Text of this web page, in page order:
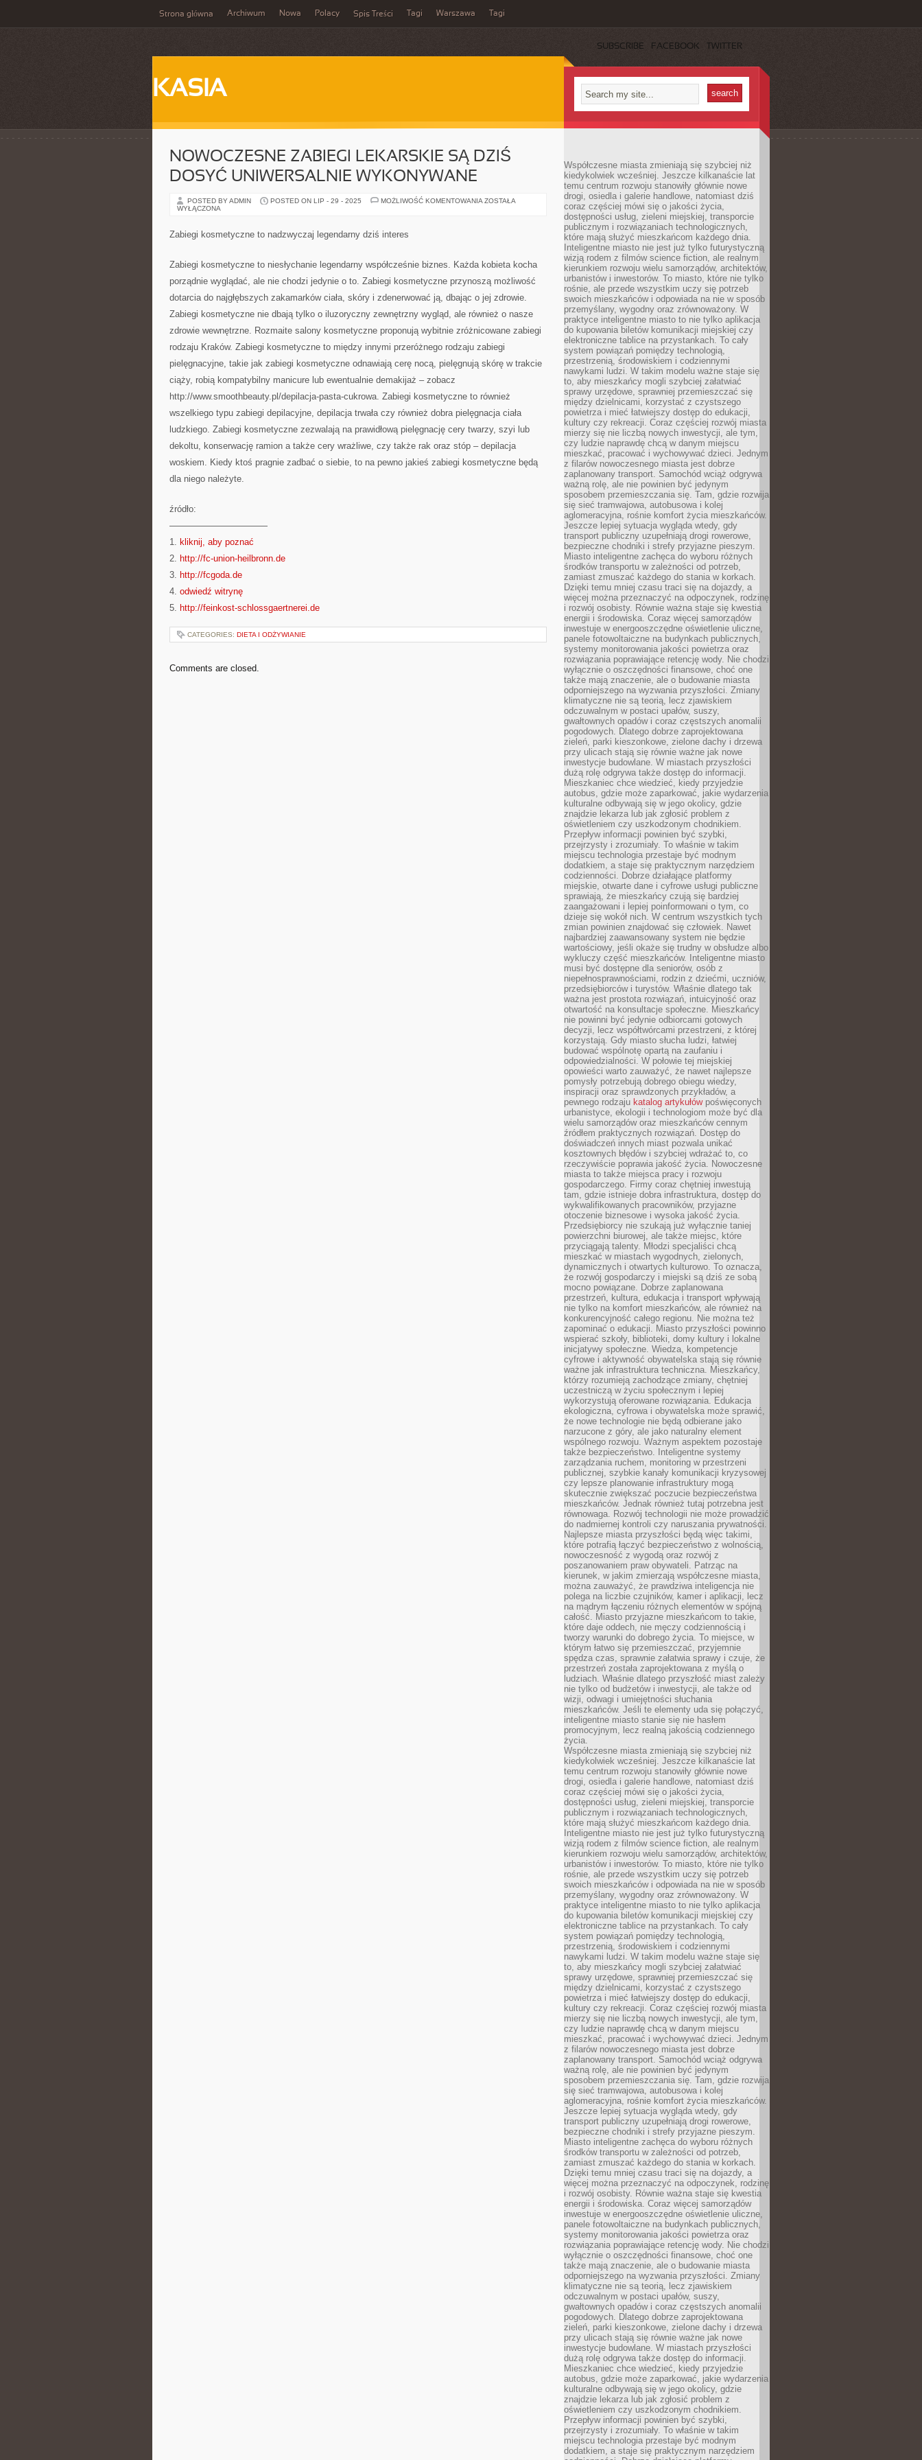
Strona główna Archiwum Nowa Polacy Spis Treści Tagi Warszawa Tagi
SUBSCRIBE FACEBOOK TWITTER
KASIA
NOWOCZESNE ZABIEGI LEKARSKIE SĄ DZIŚ
DOSYĆ UNIWERSALNIE WYKONYWANE
POSTED BY ADMIN POSTED ON LIP - 29 - 2025 MOŻLIWOŚĆ KOMENTOWANIA NOWOCZESNE
ZOSTAŁA
WYŁĄCZONA
Zabiegi kosmetyczne to nadzwyczaj legendarny dziś interes
Zabiegi kosmetyczne to niesłychanie legendarny współcześnie biznes. Każda kobieta kocha
porządnie wyglądać, ale nie chodzi jedynie o to. Zabiegi kosmetyczne przynoszą możliwość
dotarcia do najgłębszych zakamarków ciała, skóry i zdenerwować ją, dbając o jej zdrowie.
Zabiegi kosmetyczne nie dbają tylko o iluzoryczny zewnętrzny wygląd, ale również o nasze
zdrowie wewnętrzne. Rozmaite salony kosmetyczne proponują wybitnie zróżnicowane zabiegi
rodzaju Kraków. Zabiegi kosmetyczne to między innymi przeróżnego rodzaju zabiegi
pielęgnacyjne, takie jak zabiegi kosmetyczne odnawiają cerę nocą, pielęgnują skórę w trakcie
ciąży, robią kompatybilny manicure lub ewentualnie demakijaż – zobacz
http://www.smoothbeauty.pl/depilacja-pasta-cukrowa. Zabiegi kosmetyczne to również
wszelkiego typu zabiegi depilacyjne, depilacja trwała czy również dobra pielęgnacja ciała
ludzkiego. Zabiegi kosmetyczne zezwalają na prawidłową pielęgnację cery twarzy, szyi lub
dekoltu, konserwację ramion a także cery wrażliwe, czy także rak oraz stóp – depilacja
woskiem. Kiedy ktoś pragnie zadbać o siebie, to na pewno jakieś zabiegi kosmetyczne będą
dla niego należyte.
źródło:
———————————
1. kliknij, aby poznać
2. http://fc-union-heilbronn.de
3. http://fcgoda.de
4. odwiedź witrynę
5. http://feinkost-schlossgaertnerei.de
CATEGORIES: DIETA I ODŻYWIANIE
Comments are closed.
Współczesne miasta zmieniają się szybciej niż
kiedykolwiek wcześniej. Jeszcze kilkanaście lat
temu centrum rozwoju stanowiły głównie nowe
drogi, osiedla i galerie handlowe, natomiast dziś
coraz częściej mówi się o jakości życia,
dostępności usług, zieleni miejskiej, transporcie
publicznym i rozwiązaniach technologicznych,
które mają służyć mieszkańcom każdego dnia.
Inteligentne miasto nie jest już tylko futurystyczną
wizją rodem z filmów science fiction, ale realnym
kierunkiem rozwoju wielu samorządów, architektów,
urbanistów i inwestorów. To miasto, które nie tylko
rośnie, ale przede wszystkim uczy się potrzeb
swoich mieszkańców i odpowiada na nie w sposób
przemyślany, wygodny oraz zrównoważony. W
praktyce inteligentne miasto to nie tylko aplikacja
do kupowania biletów komunikacji miejskiej czy
elektroniczne tablice na przystankach. To cały
system powiązań pomiędzy technologią,
przestrzenią, środowiskiem i codziennymi
nawykami ludzi. W takim modelu ważne staje się
to, aby mieszkańcy mogli szybciej załatwiać
sprawy urzędowe, sprawniej przemieszczać się
między dzielnicami, korzystać z czystszego
powietrza i mieć łatwiejszy dostęp do edukacji,
kultury czy rekreacji. Coraz częściej rozwój miasta
mierzy się nie liczbą nowych inwestycji, ale tym,
czy ludzie naprawdę chcą w danym miejscu
mieszkać, pracować i wychowywać dzieci. Jednym
z filarów nowoczesnego miasta jest dobrze
zaplanowany transport. Samochód wciąż odgrywa
ważną rolę, ale nie powinien być jedynym
sposobem przemieszczania się. Tam, gdzie rozwija
się sieć tramwajowa, autobusowa i kolej
aglomeracyjna, rośnie komfort życia mieszkańców.
Jeszcze lepiej sytuacja wygląda wtedy, gdy
transport publiczny uzupełniają drogi rowerowe,
bezpieczne chodniki i strefy przyjazne pieszym.
Miasto inteligentne zachęca do wyboru różnych
środków transportu w zależności od potrzeb,
zamiast zmuszać każdego do stania w korkach.
Dzięki temu mniej czasu traci się na dojazdy, a
więcej można przeznaczyć na odpoczynek, rodzinę
i rozwój osobisty. Równie ważna staje się kwestia
energii i środowiska. Coraz więcej samorządów
inwestuje w energooszczędne oświetlenie uliczne,
panele fotowoltaiczne na budynkach publicznych,
systemy monitorowania jakości powietrza oraz
rozwiązania poprawiające retencję wody. Nie chodzi
wyłącznie o oszczędności finansowe, choć one
także mają znaczenie, ale o budowanie miasta
odporniejszego na wyzwania przyszłości. Zmiany
klimatyczne nie są teorią, lecz zjawiskiem
odczuwalnym w postaci upałów, suszy,
gwałtownych opadów i coraz częstszych anomalii
pogodowych. Dlatego dobrze zaprojektowana
zieleń, parki kieszonkowe, zielone dachy i drzewa
przy ulicach stają się równie ważne jak nowe
inwestycje budowlane. W miastach przyszłości
dużą rolę odgrywa także dostęp do informacji.
Mieszkaniec chce wiedzieć, kiedy przyjedzie
autobus, gdzie może zaparkować, jakie wydarzenia
kulturalne odbywają się w jego okolicy, gdzie
znajdzie lekarza lub jak zgłosić problem z
oświetleniem czy uszkodzonym chodnikiem.
Przepływ informacji powinien być szybki,
przejrzysty i zrozumiały. To właśnie w takim
miejscu technologia przestaje być modnym
dodatkiem, a staje się praktycznym narzędziem
codzienności. Dobrze działające platformy
miejskie, otwarte dane i cyfrowe usługi publiczne
sprawiają, że mieszkańcy czują się bardziej
zaangażowani i lepiej poinformowani o tym, co
dzieje się wokół nich. W centrum wszystkich tych
zmian powinien znajdować się człowiek. Nawet
najbardziej zaawansowany system nie będzie
wartościowy, jeśli okaże się trudny w obsłudze albo
wykluczy część mieszkańców. Inteligentne miasto
musi być dostępne dla seniorów, osób z
niepełnosprawnościami, rodzin z dziećmi, uczniów,
przedsiębiorców i turystów. Właśnie dlatego tak
ważna jest prostota rozwiązań, intuicyjność oraz
otwartość na konsultacje społeczne. Mieszkańcy
nie powinni być jedynie odbiorcami gotowych
decyzji, lecz współtwórcami przestrzeni, z której
korzystają. Gdy miasto słucha ludzi, łatwiej
budować wspólnotę opartą na zaufaniu i
odpowiedzialności. W połowie tej miejskiej
opowieści warto zauważyć, że nawet najlepsze
pomysły potrzebują dobrego obiegu wiedzy,
inspiracji oraz sprawdzonych przykładów, a
pewnego rodzaju katalog artykułówpoświęconych
urbanistyce, ekologii i technologiom może być dla
wielu samorządów oraz mieszkańców cennym
źródłem praktycznych rozwiązań. Dostęp do
doświadczeń innych miast pozwala unikać
kosztownych błędów i szybciej wdrażać to, co
rzeczywiście poprawia jakość życia. Nowoczesne
miasta to także miejsca pracy i rozwoju
gospodarczego. Firmy coraz chętniej inwestują
tam, gdzie istnieje dobra infrastruktura, dostęp do
wykwalifikowanych pracowników, przyjazne
otoczenie biznesowe i wysoka jakość życia.
Przedsiębiorcy nie szukają już wyłącznie taniej
powierzchni biurowej, ale także miejsc, które
przyciągają talenty. Młodzi specjaliści chcą
mieszkać w miastach wygodnych, zielonych,
dynamicznych i otwartych kulturowo. To oznacza,
że rozwój gospodarczy i miejski są dziś ze sobą
mocno powiązane. Dobrze zaplanowana
przestrzeń, kultura, edukacja i transport wpływają
nie tylko na komfort mieszkańców, ale również na
konkurencyjność całego regionu. Nie można też
zapominać o edukacji. Miasto przyszłości powinno
wspierać szkoły, biblioteki, domy kultury i lokalne
inicjatywy społeczne. Wiedza, kompetencje
cyfrowe i aktywność obywatelska stają się równie
ważne jak infrastruktura techniczna. Mieszkańcy,
którzy rozumieją zachodzące zmiany, chętniej
uczestniczą w życiu społecznym i lepiej
wykorzystują oferowane rozwiązania. Edukacja
ekologiczna, cyfrowa i obywatelska może sprawić,
że nowe technologie nie będą odbierane jako
narzucone z góry, ale jako naturalny element
wspólnego rozwoju. Ważnym aspektem pozostaje
także bezpieczeństwo. Inteligentne systemy
zarządzania ruchem, monitoring w przestrzeni
publicznej, szybkie kanały komunikacji kryzysowej
czy lepsze planowanie infrastruktury mogą
skutecznie zwiększać poczucie bezpieczeństwa
mieszkańców. Jednak również tutaj potrzebna jest
równowaga. Rozwój technologii nie może prowadzić
do nadmiernej kontroli czy naruszania prywatności.
Najlepsze miasta przyszłości będą więc takimi,
które potrafią łączyć bezpieczeństwo z wolnością,
nowoczesność z wygodą oraz rozwój z
poszanowaniem praw obywateli. Patrząc na
kierunek, w jakim zmierzają współczesne miasta,
można zauważyć, że prawdziwa inteligencja nie
polega na liczbie czujników, kamer i aplikacji, lecz
na mądrym łączeniu różnych elementów w spójną
całość. Miasto przyjazne mieszkańcom to takie,
które daje oddech, nie męczy codziennością i
tworzy warunki do dobrego życia. To miejsce, w
którym łatwo się przemieszczać, przyjemnie
spędza czas, sprawnie załatwia sprawy i czuje, że
przestrzeń została zaprojektowana z myślą o
ludziach. Właśnie dlatego przyszłość miast zależy
nie tylko od budżetów i inwestycji, ale także od
wizji, odwagi i umiejętności słuchania
mieszkańców. Jeśli te elementy uda się połączyć,
inteligentne miasto stanie się nie hasłem
promocyjnym, lecz realną jakością codziennego
życia.
Współczesne miasta zmieniają się szybciej niż
kiedykolwiek wcześniej. Jeszcze kilkanaście lat
temu centrum rozwoju stanowiły głównie nowe
drogi, osiedla i galerie handlowe, natomiast dziś
coraz częściej mówi się o jakości życia,
dostępności usług, zieleni miejskiej, transporcie
publicznym i rozwiązaniach technologicznych,
które mają służyć mieszkańcom każdego dnia.
Inteligentne miasto nie jest już tylko futurystyczną
wizją rodem z filmów science fiction, ale realnym
kierunkiem rozwoju wielu samorządów, architektów,
urbanistów i inwestorów. To miasto, które nie tylko
rośnie, ale przede wszystkim uczy się potrzeb
swoich mieszkańców i odpowiada na nie w sposób
przemyślany, wygodny oraz zrównoważony. W
praktyce inteligentne miasto to nie tylko aplikacja
do kupowania biletów komunikacji miejskiej czy
elektroniczne tablice na przystankach. To cały
system powiązań pomiędzy technologią,
przestrzenią, środowiskiem i codziennymi
nawykami ludzi. W takim modelu ważne staje się
to, aby mieszkańcy mogli szybciej załatwiać
sprawy urzędowe, sprawniej przemieszczać się
między dzielnicami, korzystać z czystszego
powietrza i mieć łatwiejszy dostęp do edukacji,
kultury czy rekreacji. Coraz częściej rozwój miasta
mierzy się nie liczbą nowych inwestycji, ale tym,
czy ludzie naprawdę chcą w danym miejscu
mieszkać, pracować i wychowywać dzieci. Jednym
z filarów nowoczesnego miasta jest dobrze
zaplanowany transport. Samochód wciąż odgrywa
ważną rolę, ale nie powinien być jedynym
sposobem przemieszczania się. Tam, gdzie rozwija
się sieć tramwajowa, autobusowa i kolej
aglomeracyjna, rośnie komfort życia mieszkańców.
Jeszcze lepiej sytuacja wygląda wtedy, gdy
transport publiczny uzupełniają drogi rowerowe,
bezpieczne chodniki i strefy przyjazne pieszym.
Miasto inteligentne zachęca do wyboru różnych
środków transportu w zależności od potrzeb,
zamiast zmuszać każdego do stania w korkach.
Dzięki temu mniej czasu traci się na dojazdy, a
więcej można przeznaczyć na odpoczynek, rodzinę
i rozwój osobisty. Równie ważna staje się kwestia
energii i środowiska. Coraz więcej samorządów
inwestuje w energooszczędne oświetlenie uliczne,
panele fotowoltaiczne na budynkach publicznych,
systemy monitorowania jakości powietrza oraz
rozwiązania poprawiające retencję wody. Nie chodzi
wyłącznie o oszczędności finansowe, choć one
także mają znaczenie, ale o budowanie miasta
odporniejszego na wyzwania przyszłości. Zmiany
klimatyczne nie są teorią, lecz zjawiskiem
odczuwalnym w postaci upałów, suszy,
gwałtownych opadów i coraz częstszych anomalii
pogodowych. Dlatego dobrze zaprojektowana
zieleń, parki kieszonkowe, zielone dachy i drzewa
przy ulicach stają się równie ważne jak nowe
inwestycje budowlane. W miastach przyszłości
dużą rolę odgrywa także dostęp do informacji.
Mieszkaniec chce wiedzieć, kiedy przyjedzie
autobus, gdzie może zaparkować, jakie wydarzenia
kulturalne odbywają się w jego okolicy, gdzie
znajdzie lekarza lub jak zgłosić problem z
oświetleniem czy uszkodzonym chodnikiem.
Przepływ informacji powinien być szybki,
przejrzysty i zrozumiały. To właśnie w takim
miejscu technologia przestaje być modnym
dodatkiem, a staje się praktycznym narzędziem